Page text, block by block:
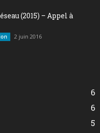
(2015) – Appel à
2 juin 2016
6
6
5